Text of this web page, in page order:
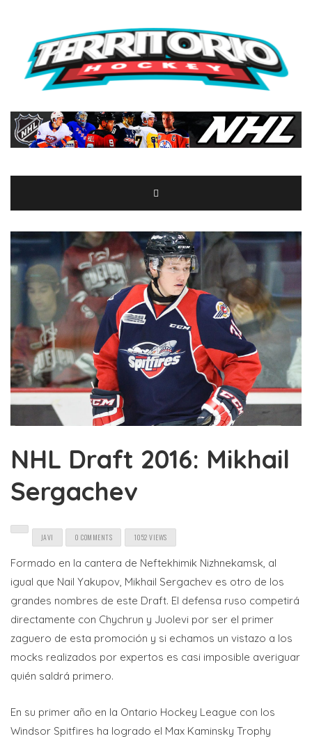
NHL Draft 2016: Mikhail
Sergachev
JAVI 0 COMMENTS 1052 VIEWS
Formado en la cantera de Neftekhimik Nizhnekamsk, al
igual que Nail Yakupov, Mikhail Sergachev es otro de los
grandes nombres de este Draft. El defensa ruso competirá
directamente con Chychrun y Juolevi por ser el primer
zaguero de esta promoción y si echamos un vistazo a los
mocks realizados por expertos es casi imposible averiguar
quién saldrá primero.
En su primer año en la Ontario Hockey League con los
Windsor Spitfires ha logrado el Max Kaminsky Trophy